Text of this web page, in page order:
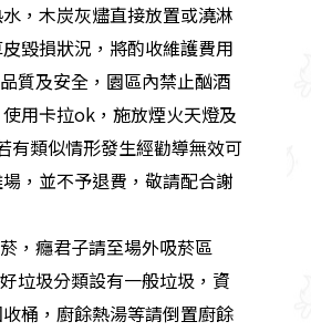
，木炭灰燼直接放置或澆淋
毀損狀況，將酌收維護費用
質及安全，園區內禁止酗酒
用卡拉ok，施放煙火天燈及
有類似情形發生經勸導無效可
，並不予退費，敬請配合謝
，癮君子請至場外吸菸區
垃圾分類設有一般垃圾，資
桶，廚餘熱湯等請倒置廚餘